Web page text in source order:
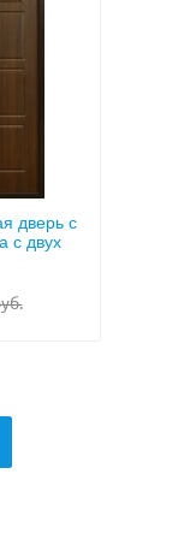
ММ49Белая входная
двух сторон и